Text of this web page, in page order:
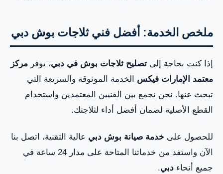
ملخص الخدمة: أفضل فني ثلاجات بوش دبي
إذا كنت بحاجة إلى تصليح ثلاجات بوش في دبي، يوفر مركز
معتمد الإمارات فيكس الخدمة الموثوقة والسريعة التي
تبحث عنها. نحن نجمع بين الفنيين المعتمدين واستخدام
القطع الأصلية لضمان أفضل أداء لثلاجتك.
للحصول على خدمة صيانة بوش دبي عالية التقنية، اتصل بنا
الآن واستفد من خدماتنا المتاحة على مدار 24 ساعة في
جميع أنحاء دبي.